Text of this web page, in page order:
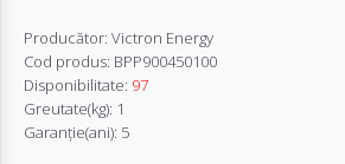
Producător: Victron Energy
Cod produs: BPP900450100
Disponibilitate: 97
Greutate(kg): 1
Garanţie(ani): 5